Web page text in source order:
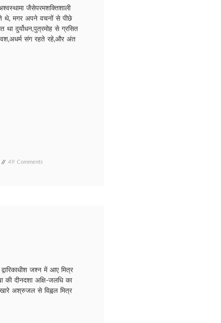
जैसेपरमशक्तिशाली
थे, मगर अपने वचनों से पीछे
दुर्योधन,पुत्रमोह से ग्रसित
संग रहते रहे,और अंत
49 Comments
जश्न में आए मित्र
दीनदशा अक्षि-जलधि का
अश्रुजल से विह्वल मित्र